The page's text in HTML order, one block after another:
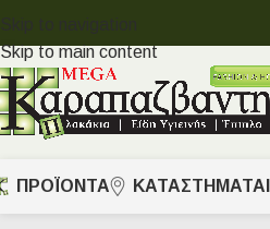
Skip to navigation
Skip to main content
ΠΡΟΪΟΝΤΑ ΚΑΤΑΣΤΗΜΑΤΑ